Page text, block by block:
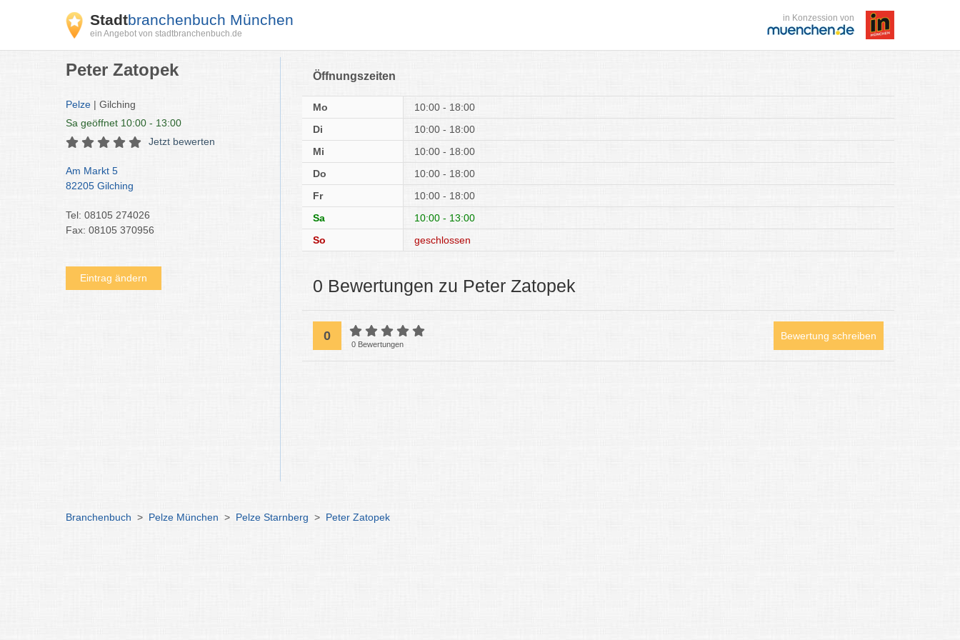
Stadtbranchenbuch München
ein Angebot von stadtbranchenbuch.de
in Konzession von
Peter Zatopek
Pelze | Gilching
Sa geöffnet 10:00 - 13:00
Jetzt bewerten
Am Markt 5
82205 Gilching
Tel: 08105 274026
Fax: 08105 370956
Eintrag ändern
Öffnungszeiten
Mo
10:00 - 18:00
Di
10:00 - 18:00
Mi
10:00 - 18:00
Do
10:00 - 18:00
Fr
10:00 - 18:00
Sa
10:00 - 13:00
So
geschlossen
0 Bewertungen zu Peter Zatopek
0
0 Bewertungen
Bewertung schreiben
Branchenbuch > Pelze München > Pelze Starnberg > Peter Zatopek